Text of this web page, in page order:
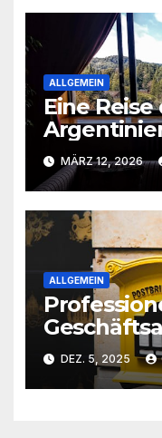
ALLGEMEIN
Eine
MÄRZ 12, 2026
ALLGEMEIN
für
und
DEZ. 5, 2025